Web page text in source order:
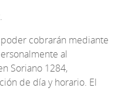
cobrarán mediante
al
Soriano 1284,
de día y horario. El